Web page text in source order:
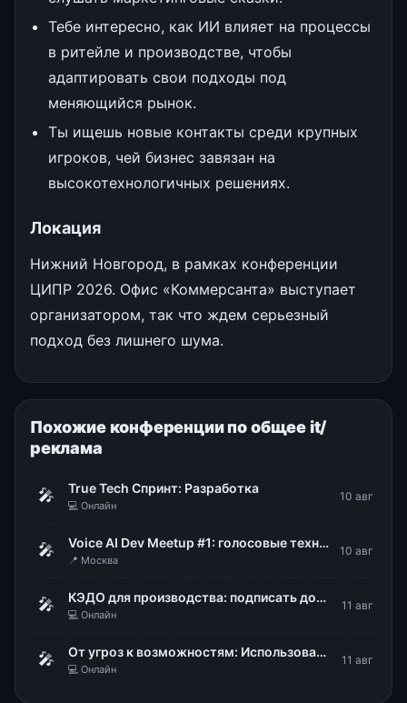
Тебе интересно, как ИИ влияет на процессы
в ритейле и производстве, чтобы
адаптировать свои подходы под
меняющийся рынок.
Ты ищешь новые контакты среди крупных
игроков, чей бизнес завязан на
высокотехнологичных решениях.
Локация
Нижний Новгород, в рамках конференции
ЦИПР 2026. Офис «Коммерсанта» выступает
организатором, так что ждем серьезный
подход без лишнего шума.
Похожие конференции по общее it/
реклама
🎤 True Tech Спринт: Разработка
💻 Онлайн
10 авг
🎤 Voice AI Dev Meetup #1: голосовые технологии в продакшене
📍 Москва
10 авг
🎤 КЭДО для производства: подписать документы, не снимая каски и перчаток
💻 Онлайн
11 авг
🎤 От угроз к возможностям: Использование DLP для стратегического управления рисками
💻 Онлайн
11 авг